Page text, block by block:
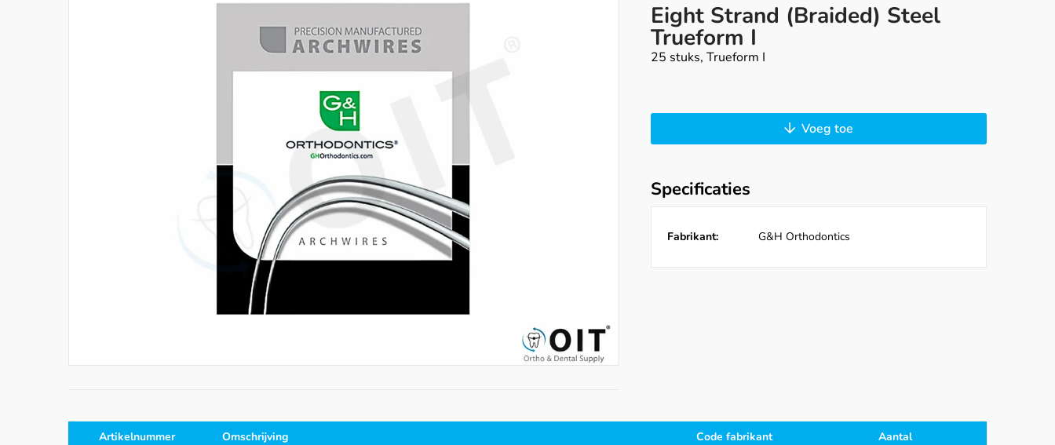
Eight Strand (Braided) Steel
Trueform I
25 stuks, Trueform I
Voeg toe
Specificaties
Fabrikant: G&H Orthodontics
Artikelnummer Omschrijving Code fabrikant Aantal